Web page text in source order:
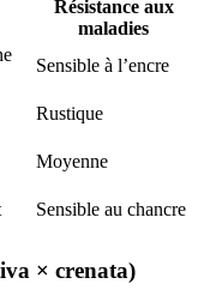
Résistance aux
maladies
Sensible à l’encre
Rustique
Moyenne
Sensible au chancre
× crenata)